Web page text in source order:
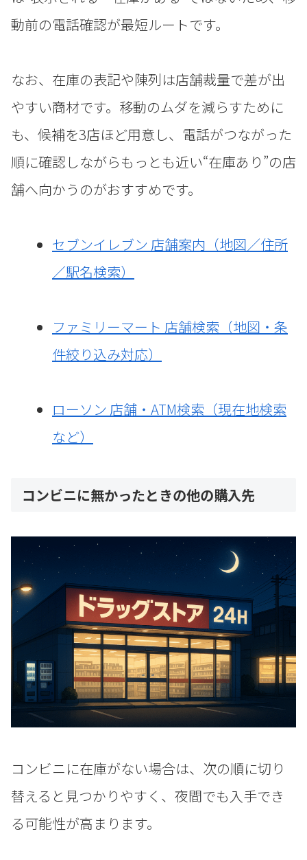
動前の電話確認が最短ルートです。
なお、在庫の表記や陳列は店舗裁量で差が出
やすい商材です。移動のムダを減らすために
も、候補を3店ほど用意し、電話がつながった
順に確認しながらもっとも近い“在庫あり”の店
舗へ向かうのがおすすめです。
セブンイレブン 店舗案内（地図／住所
／駅名検索）
ファミリーマート 店舗検索（地図・条
件絞り込み対応）
ローソン 店舗・ATM検索（現在地検索
など）
コンビニに無かったときの他の購入先
コンビニに在庫がない場合は、次の順に切り
替えると見つかりやすく、夜間でも入手でき
る可能性が高まります。